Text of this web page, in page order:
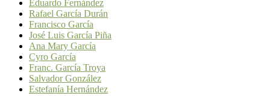
Eduardo Fernández
Rafael García Durán
Francisco García
José Luis García Piña
Ana Mary García
Cyro García
Franc. García Troya
Salvador González
Estefanía Hernández